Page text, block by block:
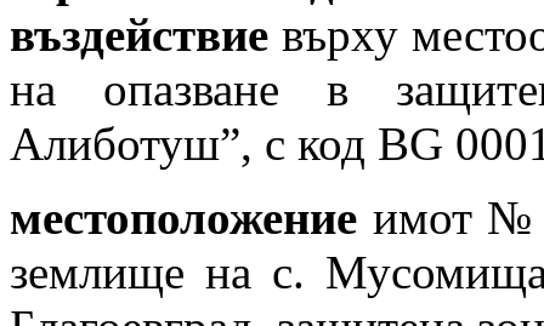
въздействие върху
на опазване в
Алиботуш”, с код BG
местоположение имот №
землище на с.